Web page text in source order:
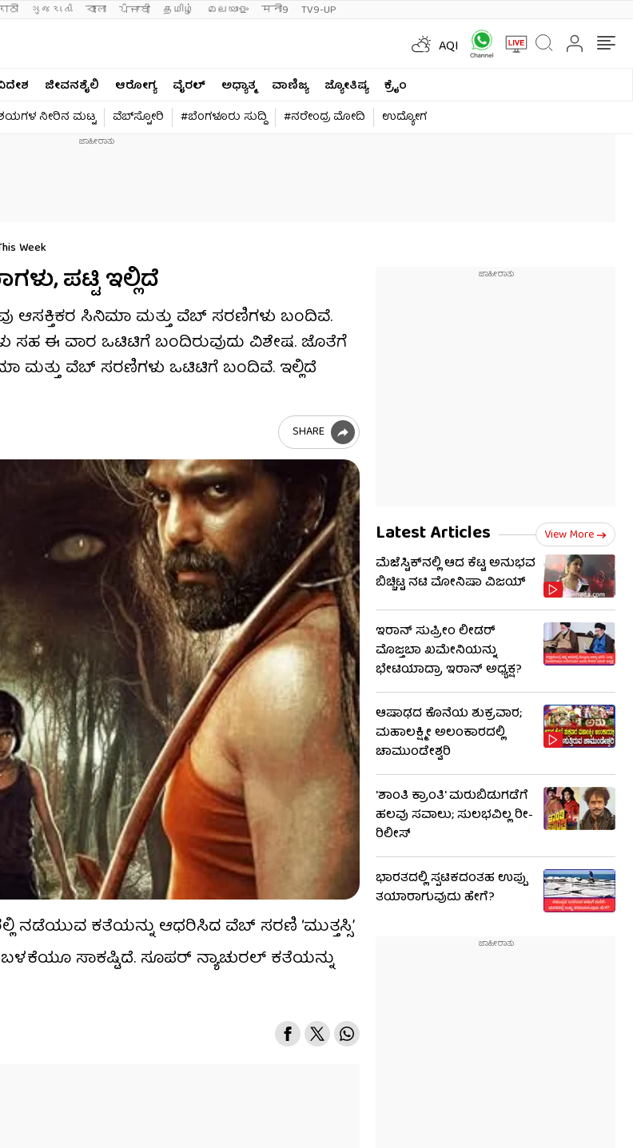
ગુજરાતી বাংলা ਪੰਜਾਬੀ தமிழ் മലയാളം मनी9 TV9-UP
AQI
ಜೀವನಶೈಲಿ ಆರೋಗ್ಯ ವೈರಲ್​ ಅಧ್ಯಾತ್ಮ ವಾಣಿಜ್ಯ ಜ್ಯೋತಿಷ್ಯ
ಕ್ರೈಂ
ನೀರಿನ ಮಟ್ಟ ವೆಬ್​ಸ್ಟೋರಿ #ಬೆಂಗಳೂರು ಸುದ್ದಿ #ನರೇಂದ್ರ ಮೋದಿ ಉದ್ಯೋಗ
Week
ಪಟ್ಟಿ ಇಲ್ಲಿದೆ
ಆಸಕ್ತಿಕರ ಸಿನಿಮಾ ಮತ್ತು ವೆಬ್ ಸರಣಿಗಳು ಬಂದಿವೆ.
ಈ ವಾರ ಒಟಿಟಿಗೆ ಬಂದಿರುವುದು ವಿಶೇಷ. ಜೊತೆಗೆ
ಮತ್ತು ವೆಬ್ ಸರಣಿಗಳು ಒಟಿಟಿಗೆ ಬಂದಿವೆ. ಇಲ್ಲಿದೆ
SHARE
ನಡೆಯುವ ಕತೆಯನ್ನು ಆಧರಿಸಿದ ವೆಬ್ ಸರಣಿ ‘ಮುತ್ತಸ್ಸಿ’
ಸಾಕಷ್ಟಿದೆ. ಸೂಪರ್ ನ್ಯಾಚುರಲ್ ಕತೆಯನ್ನು
Latest Articles View More
ಮೆಜೆಸ್ಟಿಕ್​​ನಲ್ಲಿ ಆದ ಕೆಟ್ಟ ಅನುಭವ
ಬಿಚ್ಚಿಟ್ಟ ನಟಿ ಮೋನಿಷಾ ವಿಜಯ್
ಇರಾನ್ ಸುಪ್ರೀಂ ಲೀಡರ್
ಮೊಜ್ತಬಾ ಖಮೇನಿಯನ್ನು
ಭೇಟಿಯಾದ್ರಾ ಇರಾನ್ ಅಧ್ಯಕ್ಷ?
ಆಷಾಢದ ಕೊನೆಯ ಶುಕ್ರವಾರ;
ಮಹಾಲಕ್ಷ್ಮೀ ಅಲಂಕಾರದಲ್ಲಿ
ಚಾಮುಂಡೇಶ್ವರಿ
'ಶಾಂತಿ ಕ್ರಾಂತಿ' ಮರುಬಿಡುಗಡೆಗೆ
ಹಲವು ಸವಾಲು; ಸುಲಭವಿಲ್ಲ ರೀ-
ರಿಲೀಸ್
ಭಾರತದಲ್ಲಿ ಸ್ಪಟಿಕದಂತಹ ಉಪ್ಪು
ತಯಾರಾಗುವುದು ಹೇಗೆ?